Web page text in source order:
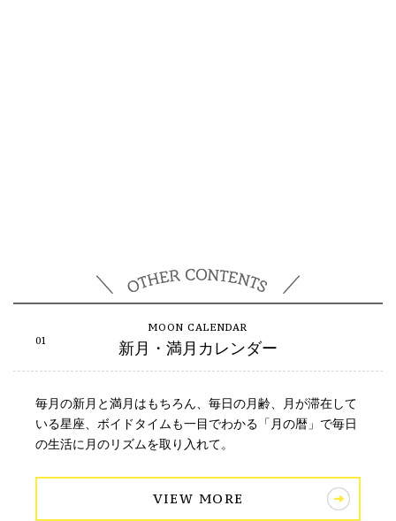
新月・満月カレンダー
毎月の新月と満月はもちろん、毎日の月齢、月が滞在して
いる星座、ボイドタイムも一目でわかる「月の暦」で毎日
の生活に月のリズムを取り入れて。
VIEW MORE